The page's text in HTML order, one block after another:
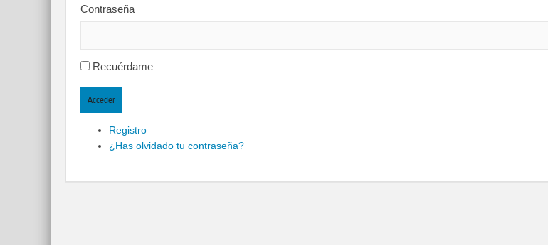
Contraseña
Recuérdame
Acceder
Registro
¿Has olvidado tu contraseña?